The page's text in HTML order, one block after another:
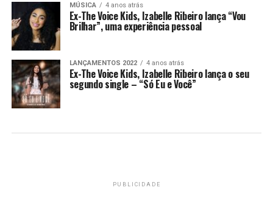
MÚSICA 4 anos atrás
Ex-The Voice Kids, Izabelle Ribeiro lança “Vou
Brilhar”, uma experiência pessoal
LANÇAMENTOS 2022 4 anos atrás
Ex-The Voice Kids, Izabelle Ribeiro lança o seu
segundo single – “Só Eu e Você”
PUBLICIDADE